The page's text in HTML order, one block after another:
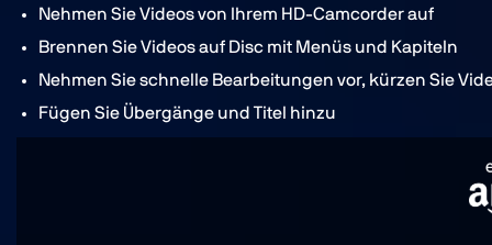
Nehmen Sie Videos von Ihrem HD-Camcorder auf
Brennen Sie Videos auf Disc mit Menüs und Kapiteln
Nehmen Sie schnelle Bearbeitungen vor, kürzen Sie
Fügen Sie Übergänge und Titel hinzu